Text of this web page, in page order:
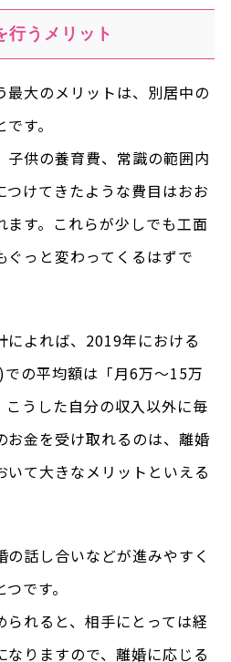
行うメリット
最大のメリットは、別居中の
す。
子供の養育費、常識の範囲内
つけてきたような費目はおお
ます。これらが少しでも工面
ぐっと変わってくるはずで
によれば、2019年における
の平均額は「月6万～15万
こうした自分の収入以外に毎
お金を受け取れるのは、離婚
て大きなメリットといえる
の話し合いなどが進みやすく
です。
れると、相手にとっては経
りますので、離婚に応じる